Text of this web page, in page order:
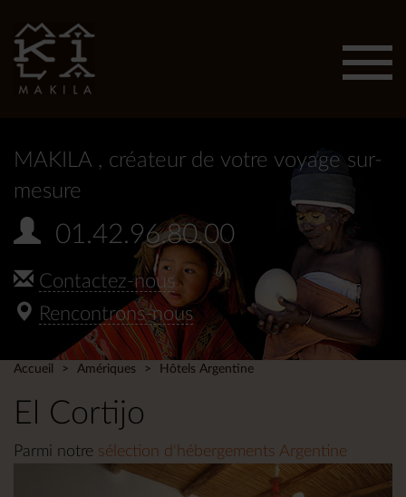
MAKILA , créateur de votre voyage sur-
mesure
01.42.96.80.00
Contactez-nous
Rencontrons-nous
Accueil Amériques Hôtels Argentine
El Cortijo
Parmi notre sélection d'hébergements Argentine